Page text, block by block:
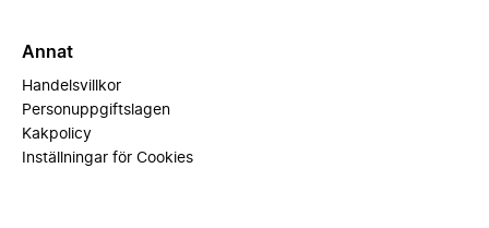
Annat
Handelsvillkor
Personuppgiftslagen
Kakpolicy
Inställningar för Cookies